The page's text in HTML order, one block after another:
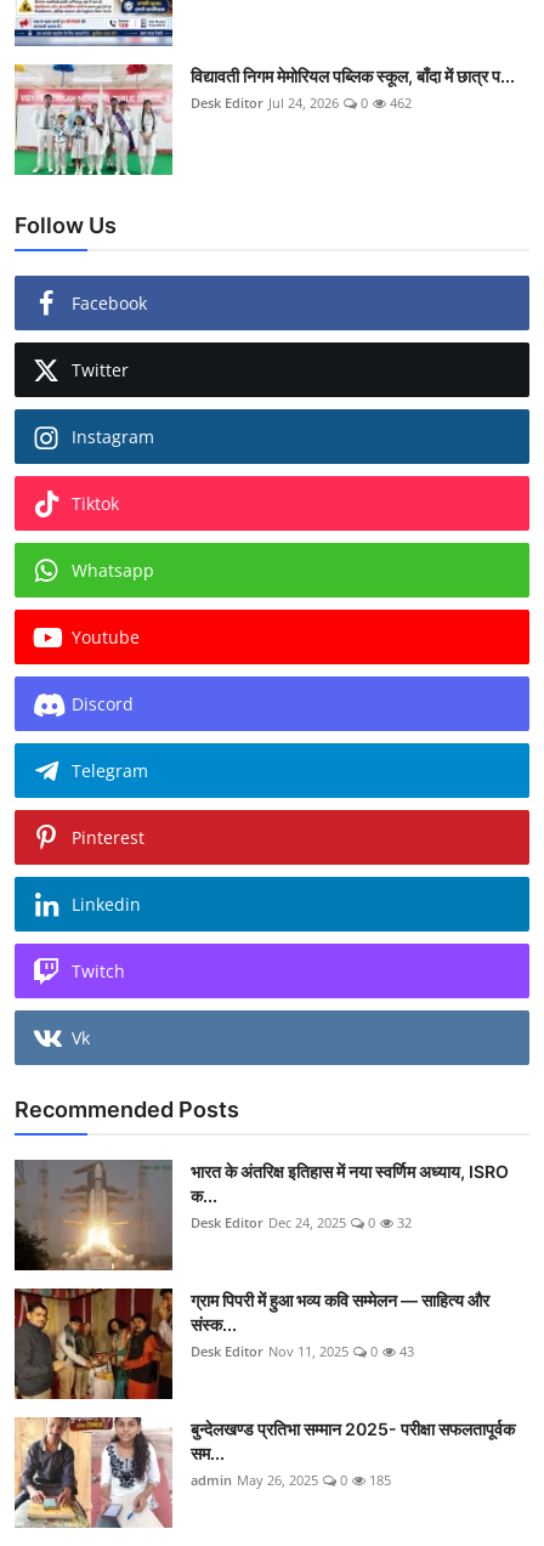
विद्यावती निगम मेमोरियल पब्लिक स्कूल, बाँदा में छात्र प...
Desk Editor Jul 24, 2026 0 462
Follow Us
Facebook
Twitter
Instagram
Tiktok
Whatsapp
Youtube
Discord
Telegram
Pinterest
Linkedin
Twitch
Vk
Recommended Posts
भारत के अंतरिक्ष इतिहास में नया स्वर्णिम अध्याय, ISRO
क...
Desk Editor Dec 24, 2025 0 32
ग्राम पिपरी में हुआ भव्य कवि सम्मेलन — साहित्य और
संस्क...
Desk Editor Nov 11, 2025 0 43
बुन्देलखण्ड प्रतिभा सम्मान 2025- परीक्षा सफलतापूर्वक
सम...
admin May 26, 2025 0 185